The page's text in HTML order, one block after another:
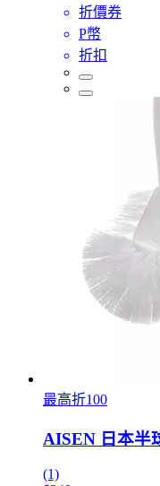
折價券
P幣
折扣
最高折100
AISEN 日本半
(1)